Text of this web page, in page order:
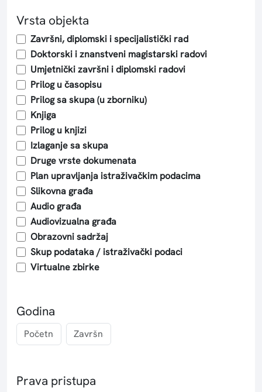
Vrsta objekta
Završni, diplomski i specijalistički rad
Doktorski i znanstveni magistarski radovi
Umjetnički završni i diplomski radovi
Prilog u časopisu
Prilog sa skupa (u zborniku)
Knjiga
Prilog u knjizi
Izlaganje sa skupa
Druge vrste dokumenata
Plan upravljanja istraživačkim podacima
Slikovna građa
Audio građa
Audiovizualna građa
Obrazovni sadržaj
Skup podataka / istraživački podaci
Virtualne zbirke
Godina
Prava pristupa